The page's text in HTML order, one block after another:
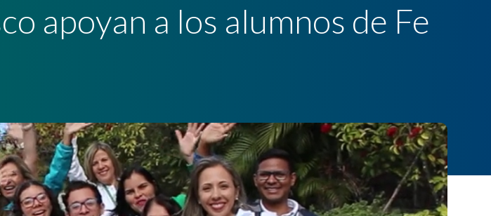
apoyan a los alumnos de Fe